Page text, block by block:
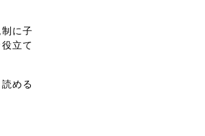
に子
立て
める